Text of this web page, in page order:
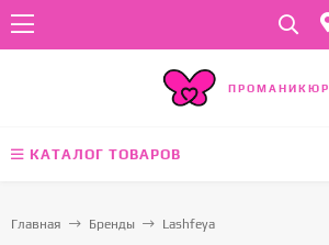
ПРОМАНИКЮР
КАТАЛОГ ТОВАРОВ
Главная Бренды Lashfeya